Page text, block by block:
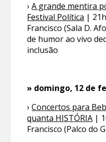
›A grande mentira
Festival Política |
Francisco (Sala D.
de humor ao vivo
inclusão
» domingo, 12 de
›Concertos para
quanta HISTÓRIA |
Francisco (Palco do